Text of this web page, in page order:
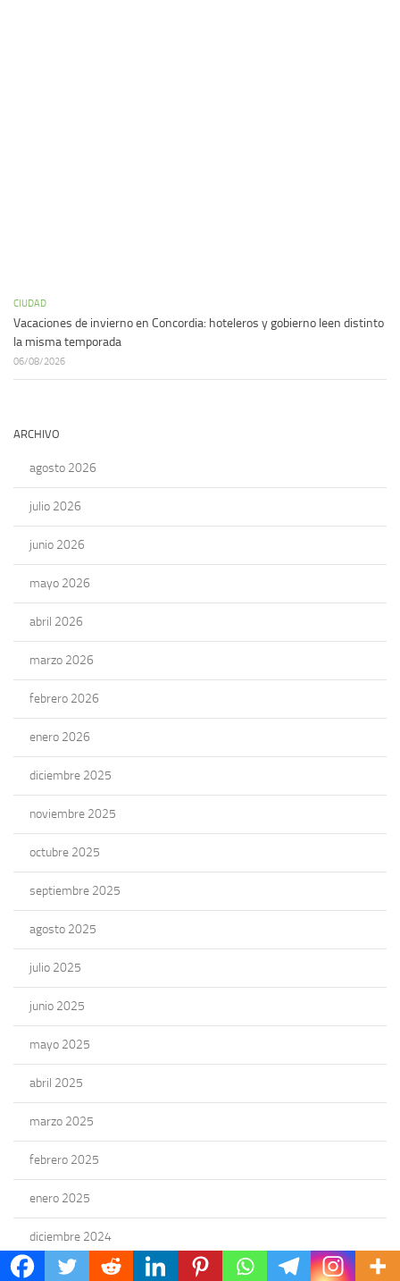
CIUDAD
Vacaciones de invierno en Concordia: hoteleros y gobierno leen distinto
la misma temporada
06/08/2026
ARCHIVO
agosto 2026
julio 2026
junio 2026
mayo 2026
abril 2026
marzo 2026
febrero 2026
enero 2026
diciembre 2025
noviembre 2025
octubre 2025
septiembre 2025
agosto 2025
julio 2025
junio 2025
mayo 2025
abril 2025
marzo 2025
febrero 2025
enero 2025
diciembre 2024
noviembre 2024